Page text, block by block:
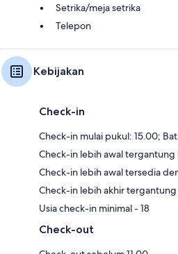
Setrika/meja setrika
Telepon
Kebijakan
Check-in
Check-in mulai pukul: 15.00;
Check-in lebih awal tergantung
Check-in lebih awal tersedia
Check-in lebih akhir
Usia check-in minimal - 18
Check-out